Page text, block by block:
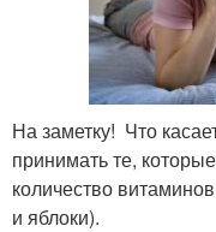
На заметку! Что
принимать те,
количество
и яблоки).